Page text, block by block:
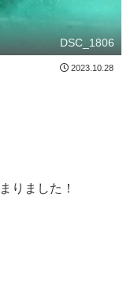
DSC_1806
2023.10.28
りました！